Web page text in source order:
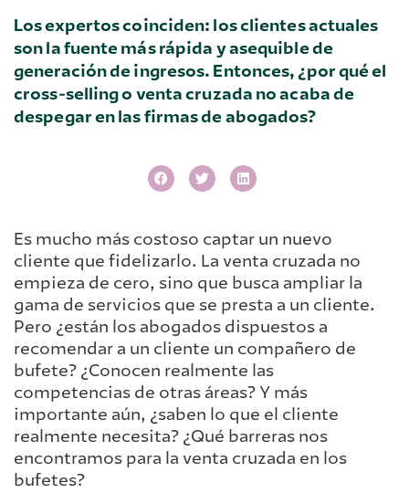
Los expertos coinciden: los clientes actuales
son la fuente más rápida y asequible de
generación de ingresos. Entonces, ¿por qué el
cross-selling o venta cruzada no acaba de
despegar en las firmas de abogados?
Es mucho más costoso captar un nuevo
cliente que fidelizarlo. La venta cruzada no
empieza de cero, sino que busca ampliar la
gama de servicios que se presta a un cliente.
Pero ¿están los abogados dispuestos a
recomendar a un cliente un compañero de
bufete? ¿Conocen realmente las
competencias de otras áreas? Y más
importante aún, ¿saben lo que el cliente
realmente necesita? ¿Qué barreras nos
encontramos para la venta cruzada en los
bufetes?